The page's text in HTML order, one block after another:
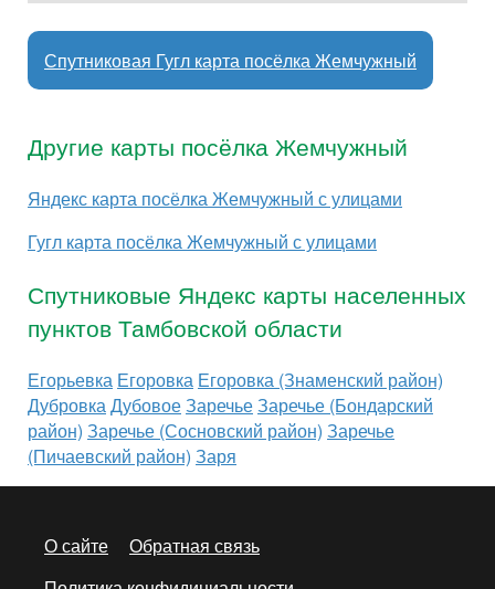
Спутниковая Гугл карта посёлка Жемчужный
Другие карты посёлка Жемчужный
Яндекс карта посёлка Жемчужный с улицами
Гугл карта посёлка Жемчужный с улицами
Спутниковые Яндекс карты населенных
пунктов Тамбовской области
Егорьевка Егоровка Егоровка (Знаменский район)
Дубровка ДубовоеЗаречьеЗаречье (Бондарский
район) Заречье (Сосновский район) Заречье
(Пичаевский район) Заря
О сайте
Обратная связь